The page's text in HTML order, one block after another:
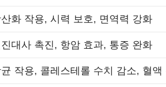
화 작용, 시력 보호, 면역력 강화
대사 촉진, 항암 효과, 통증 완화
작용, 콜레스테롤 수치 감소, 혈액